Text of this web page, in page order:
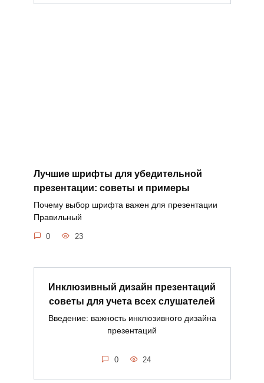
Лучшие шрифты для убедительной
презентации: советы и примеры
Почему выбор шрифта важен для презентации
Правильный
0 23
Инклюзивный дизайн презентаций
советы для учета всех слушателей
Введение: важность инклюзивного дизайна
презентаций
0 24